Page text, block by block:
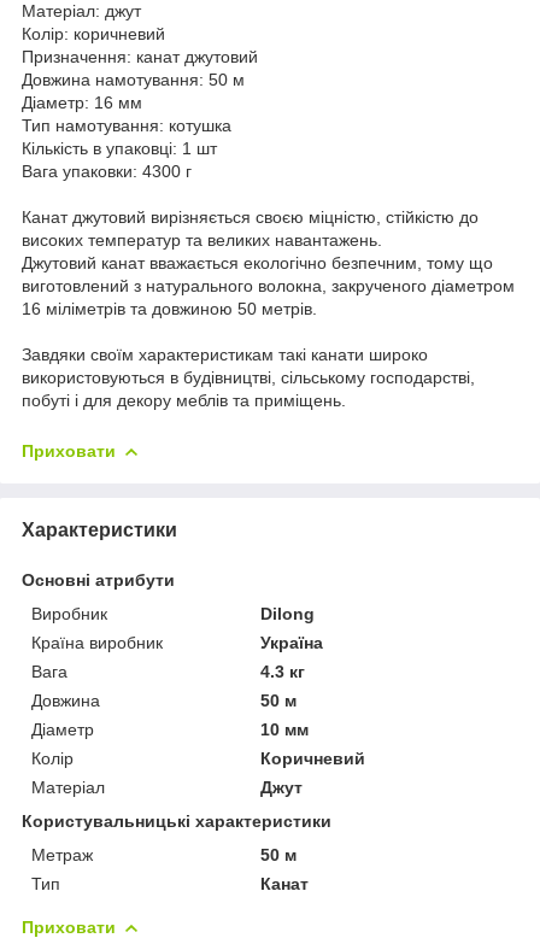
Матеріал: джут
Колір: коричневий
Призначення: канат джутовий
Довжина намотування: 50 м
Діаметр: 16 мм
Тип намотування: котушка
Кількість в упаковці: 1 шт
Вага упаковки: 4300 г
Канат джутовий вирізняється своєю міцністю, стійкістю до
високих температур та великих навантажень.
Джутовий канат вважається екологічно безпечним, тому що
виготовлений з натурального волокна, закрученого діаметром
16 міліметрів та довжиною 50 метрів.
Завдяки своїм характеристикам такі канати широко
використовуються в будівництві, сільському господарстві,
побуті і для декору меблів та приміщень.
Приховати
Характеристики
Основні атрибути
Виробник
Dilong
Країна виробник
Україна
Вага
4.3 кг
Довжина
50 м
Діаметр
10 мм
Колір
Коричневий
Матеріал
Джут
Користувальницькі характеристики
Метраж
50 м
Тип
Канат
Приховати